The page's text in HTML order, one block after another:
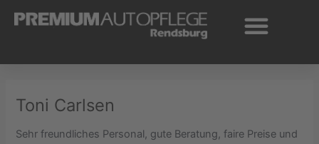
Inhalt
Toni Carlsen
Sehr freundliches Personal, gute Beratung, faire Preise und